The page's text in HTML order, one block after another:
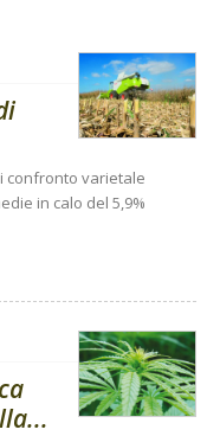
confronto varietale
in calo del 5,9%